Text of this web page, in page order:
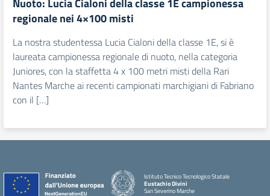
Nuoto: Lucia Cialoni della classe 1E campionessa
regionale nei 4×100 misti
La nostra studentessa Lucia Cialoni della classe 1E, si è
laureata campionessa regionale di nuoto, nella categoria
Juniores, con la staffetta 4 x 100 metri misti della Rari
Nantes Marche ai recenti campionati marchigiani di Fabriano
con il […]
Istituto Tecnico Tecnologico Statale
Eustachio Divini
San Severino Marche